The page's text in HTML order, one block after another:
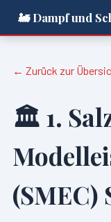
🚂 Dampf und
← Zurück zur
🏛️ 1.
(SMEC)